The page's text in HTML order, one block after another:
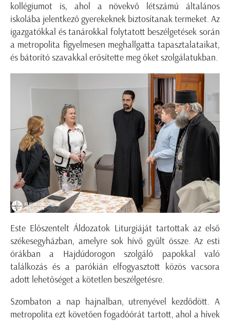
kollégiumot is, ahol a növekvő létszámú általános
iskolába jelentkező gyerekeknek biztosítanak termeket. Az
igazgatókkal és tanárokkal folytatott beszélgetések során
a metropolita figyelmesen meghallgatta tapasztalataikat,
és bátorító szavakkal erősítette meg őket szolgálatukban.
Este Előszentelt Áldozatok Liturgiáját tartottak az első
székesegyházban, amelyre sok hívő gyűlt össze. Az esti
órákban a Hajdúdorogon szolgáló papokkal való
találkozás és a parókián elfogyasztott közös vacsora
adott lehetőséget a kötetlen beszélgetésre.
Szombaton a nap hajnalban, utrenyével kezdődött. A
metropolita ezt követően fogadóórát tartott, ahol a hívek